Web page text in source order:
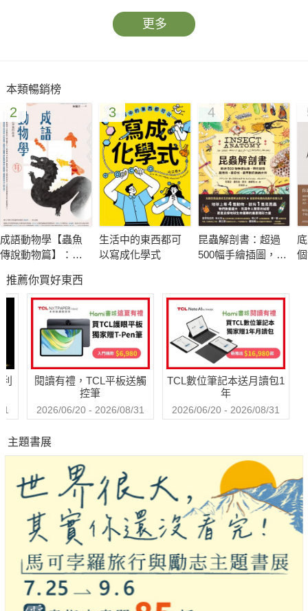
流蘇鷸是種奇特的水鳥，有些雄性酷愛男扮女裝，伺機行不軌之
一夫一妻、一夫多妻、一妻多夫、同性戀、無性戀&hellip&hellip
情愛的世界何其豐富斑斕。忠誠與出軌，誠實與作弊，溫柔與殘
暴；美醜、階層、宮鬥、無私、同理心&hellip&hellip人類世界有
的，動物們也有，且花樣百出，讓你目不暇接。
被老雞碾壓欺負的年輕雞、一邊交歡一邊高歌不懼捕獵的藍孔
雀、無時無刻在做愛的倭黑猩猩、嫌配偶粗糙而執意分居的大
象、求歡前被母老虎撕咬虐待的公老虎、被不情願的母鴨無情卡
牛津大學博士王大可鑽研一百種動物性行為，反思人類該如何
愛、如何活？直擊動物求偶、交配、帶孩子的有趣行為，建立新
知，顛覆常識，讓你在捧腹大笑和恍然大悟之間思考與理解人
★18幅歐洲博物畫家繪製的彩色插圖，為你打開一場繪聲繪色的
★10幅設計師原創插畫，展現超強臨場感，讓人一秒戳到笑點。
更多
本類暢銷榜
2
成語動物學【蟲魚
傳說動物篇】：閱
3
生活中的東西都可
以寫成化學式
4
昆蟲解剖書：超過
500幅手繪插圖，帶
蟲世界
推薦你買好東西
閱讀有禮，TCL平板送觸
控筆
2026/06/20 - 2026/08/31
TCL數位筆記本送月讀包1
年
2026/06/20 - 2026/08/31
主題書展